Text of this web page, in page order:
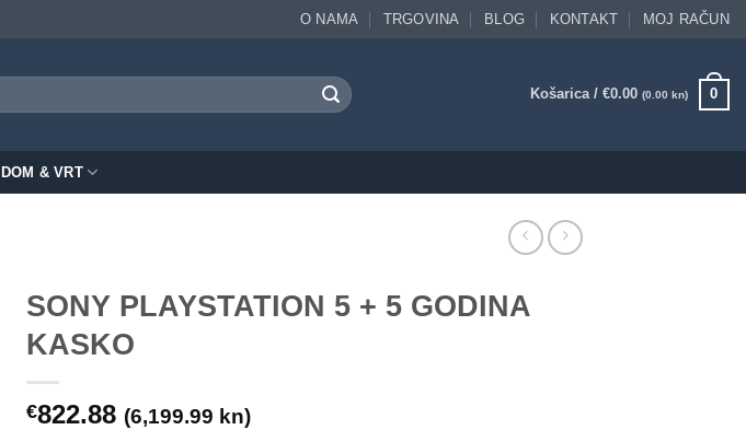
O NAMA TRGOVINA BLOG KONTAKT MOJ RAČUN
Košarica / €0.00 (0.00 kn) 0
DOM & VRT
SONY PLAYSTATION 5 + 5 GODINA
KASKO
€822.88 (6,199.99 kn)